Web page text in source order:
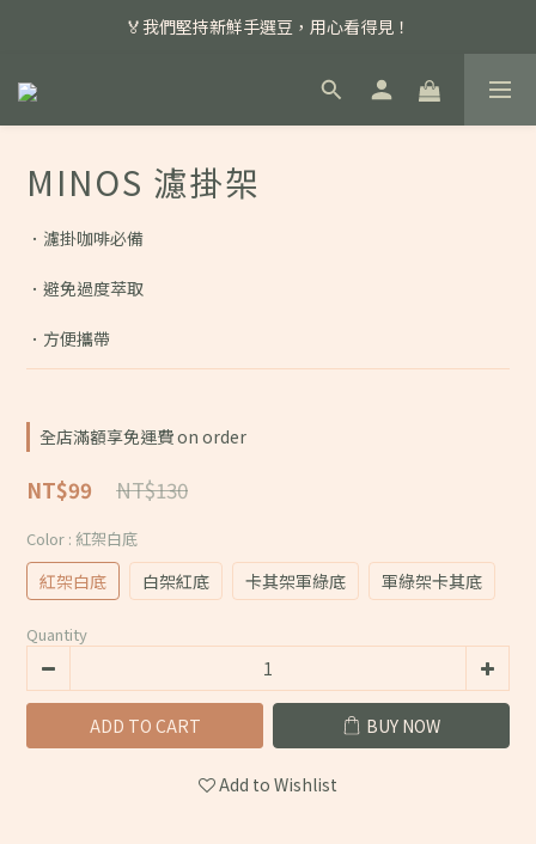
📣 本月主打特殊處理咖啡豆，任選超優惠！
🏅我們堅持新鮮手選豆，用心看得見！
📣 📣 新加入會員即享百元購物金，消費滿額再享免運費！
MINOS 濾掛架
．濾掛咖啡必備
．避免過度萃取
．方便攜帶
全店滿額享免運費 on order
NT$130
NT$99
Color : 紅架白底
紅架白底 白架紅底 卡其架軍綠底 軍綠架卡其底
Quantity
ADD TO CART BUY NOW
Add to Wishlist